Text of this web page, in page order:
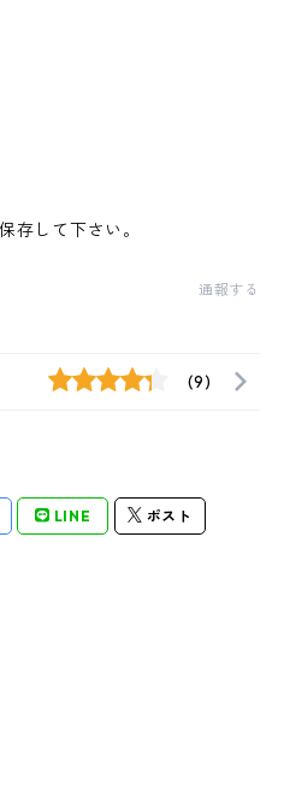
存して下さい。
通報する
(9)
LINE ポスト